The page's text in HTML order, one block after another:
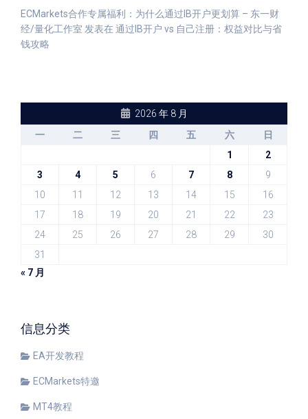
ECMarkets合作专属福利：为什么通过IB开户更划算 – 东一财
经/量化工作室 发表在 通过IB开户 vs 自己注册：权益对比与省
钱攻略
2026 年 8 月
一
二 三 四 五 六
日
1
2
3
4 5 6 7 8
9
10
11 12 13 14 15
16
17
18 19 20 21 22
23
24
25 26 27 28 29
30
31
« 7 月
信息分类
EA开发教程
ECMarkets特邀
MT4教程